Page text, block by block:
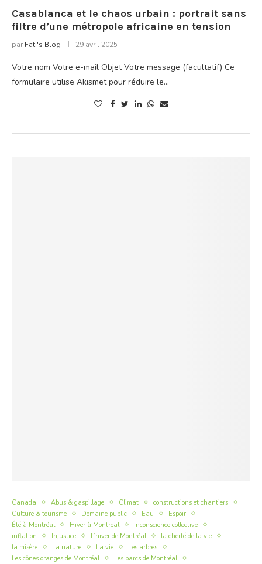
Casablanca et le chaos urbain : portrait sans
filtre d’une métropole africaine en tension
par Fati's Blog 29 avril 2025
Votre nom Votre e-mail Objet Votre message (facultatif) Ce
formulaire utilise Akismet pour réduire le…
Canada Abus & gaspillage Climat
constructions et chantiers
Culture & tourisme
Domaine public Eau
Espoir
Été à Montréal
Hiver à Montreal
Inconscience collective
inflation
Injustice L’hiver de Montréal
la cherté de la vie
la misère
La nature La vie
Les arbres
Les cônes oranges de Montréal
Les parcs de Montréal